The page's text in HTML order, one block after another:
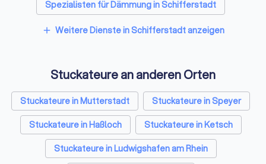
Spezialisten für Dämmung in Schifferstadt
Umzugsunternehmen in Schifferstadt
Sicherheitstechniker in Schifferstadt
Trockenbauer in Schifferstadt
Sanitärinstallateure in Schifferstadt
Fliesenleger in Schifferstadt
add Weitere Dienste in Schifferstadt anzeigen
Stuckateure an anderen Orten
Stuckateure in Mutterstadt
Stuckateure in Speyer
Stuckateure in Haßloch
Stuckateure in Ketsch
Stuckateure in Ludwigshafen am Rhein